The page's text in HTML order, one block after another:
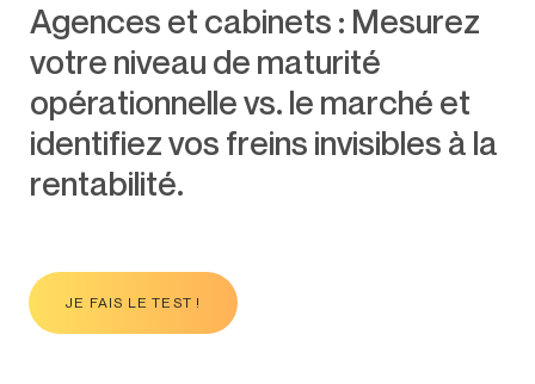
Agences et cabinets : Mesurez
votre niveau de maturité
opérationnelle vs. le marché et
identifiez vos freins invisibles à la
rentabilité.
JE FAIS LE TEST !